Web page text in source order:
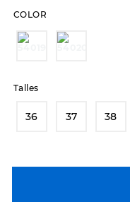
COLOR
Talles
36 37 38